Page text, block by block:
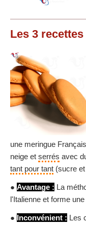
Les 3 recettes
une meringue
neige et serrés avec
tant pour tant (sucre
● Avantage : La
l'Italienne et forme
● Inconvénient : Les